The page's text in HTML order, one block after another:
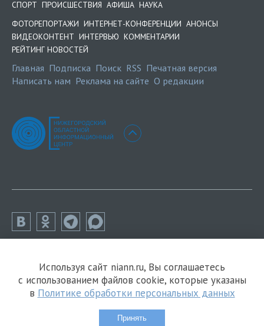
СПОРТ ПРОИСШЕСТВИЯ АФИША НАУКА
ФОТОРЕПОРТАЖИ ИНТЕРНЕТ-КОНФЕРЕНЦИИ АНОНСЫ
ВИДЕОКОНТЕНТ ИНТЕРВЬЮ КОММЕНТАРИИ
РЕЙТИНГ НОВОСТЕЙ
Главная Подписка Поиск RSS Печатная версия
Написать нам Реклама на сайте О редакции
Используя сайт niann.ru, Вы соглашаетесь
с использованием файлов cookie, которые указаны
в Политике обработки персональных данных
Принять